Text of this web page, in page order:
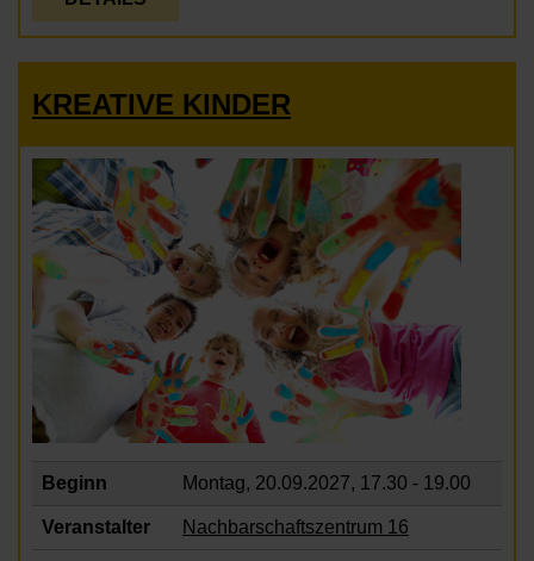
KREATIVE KINDER
Beginn Montag, 20.09.2027, 17.30 - 19.00
Veranstalter Nachbarschaftszentrum 16